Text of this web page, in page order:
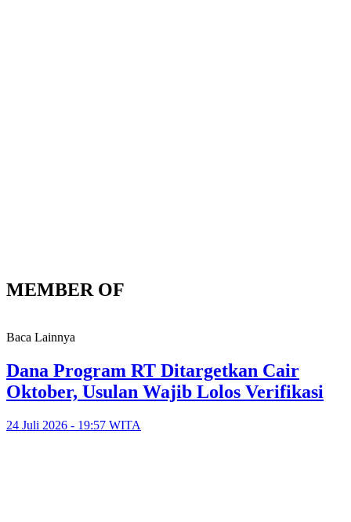
MEMBER OF
Baca Lainnya
Dana Program RT Ditargetkan Cair
Oktober, Usulan Wajib Lolos Verifikasi
24 Juli 2026 - 19:57 WITA